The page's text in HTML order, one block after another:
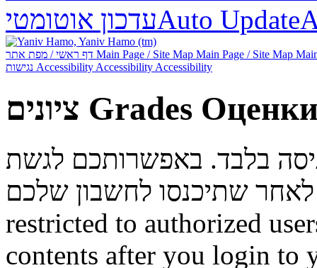
עדכון אוטומטיAuto Update
Main Page / Site Map Main Page / Site Map
Accessibility Accessibility Accessibility
ציונים Grades
בלבד. באפשרותכם לגשת
restricted to authorized
contents after you login to